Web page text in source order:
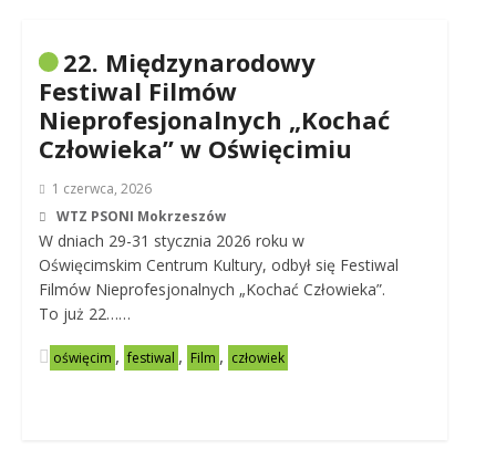
22. Międzynarodowy
Festiwal Filmów
Nieprofesjonalnych „Kochać
Człowieka” w Oświęcimiu
1 czerwca, 2026
WTZ PSONI Mokrzeszów
W dniach 29-31 stycznia 2026 roku w
Oświęcimskim Centrum Kultury, odbył się Festiwal
Filmów Nieprofesjonalnych „Kochać Człowieka”.
To już 22……
oświęcim , festiwal , Film , człowiek